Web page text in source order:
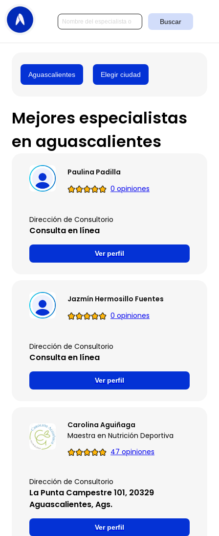
Buscar
Aguascalientes Elegir ciudad
Mejores especialistas
en aguascalientes
Paulina Padilla
0 opiniones
Dirección de Consultorio
Consulta en línea
Ver perfil
Jazmín Hermosillo Fuentes
0 opiniones
Dirección de Consultorio
Consulta en línea
Ver perfil
Carolina Aguiñaga
Maestra en Nutrición Deportiva
47 opiniones
Dirección de Consultorio
La Punta Campestre 101, 20329
Aguascalientes, Ags.
Ver perfil